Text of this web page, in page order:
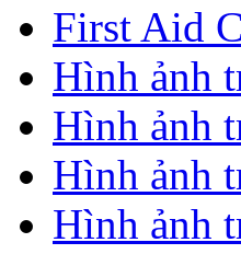
First Aid
Hình ảnh
Hình ảnh
Hình ảnh
Hình ảnh